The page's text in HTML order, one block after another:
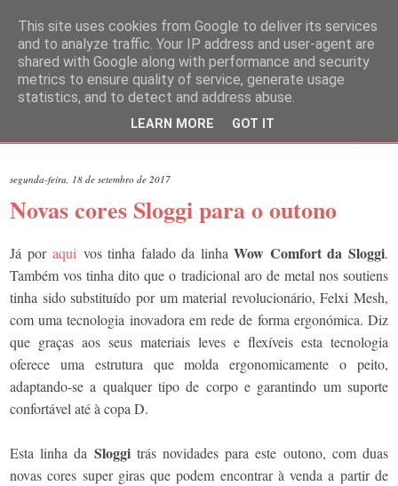
segunda-feira, 18 de setembro de 2017
Novas cores Sloggi para o outono
Já poraqui vos tinha falado da linhaWow Comfort da Sloggi.
Também vos tinha dito que o tradicional aro de metal nos soutiens
tinha sido substituído por um material revolucionário, Felxi Mesh,
com uma tecnologia inovadora em rede de forma ergonómica. Diz
que graças aos seus materiais leves e flexíveis esta tecnologia
oferece uma estrutura que molda ergonomicamente o peito,
adaptando-se a qualquer tipo de corpo e garantindo um suporte
confortável até à copa D.
Esta linha da Sloggi trás novidades para este outono, com duas
novas cores super giras que podem encontrar à venda a partir de
This site uses cookies from Google to deliver its services
and to analyze traffic. Your IP address and user-agent are
shared with Google along with performance and security
metrics to ensure quality of service, generate usage
statistics, and to detect and address abuse.
LEARN MORE GOT IT